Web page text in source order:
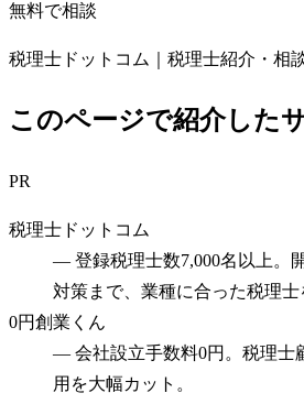
無料で相談
税理士ドットコム｜税理士紹介・相
このページで紹介した
PR
税理士ドットコム
— 登録税理士数7,000名以上。
対策まで、業種に合った税理士
0円創業くん
— 会社設立手数料0円。税理士
用を大幅カット。